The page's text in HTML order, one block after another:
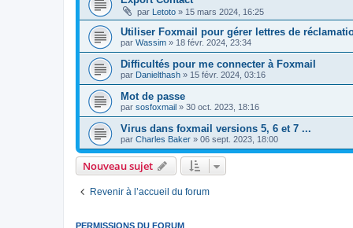
par Letoto » 15 mars 2024, 16:25
Utiliser Foxmail pour gérer lettres de
par Wassim » 18 févr. 2024, 23:34
Difficultés pour me connecter à Foxmail
par Danielthash » 15 févr. 2024, 03:16
Mot de passe
par sosfoxmail » 30 oct. 2023, 18:16
Virus dans foxmail versions 5, 6 et 7 ...
par Charles Baker » 06 sept. 2023, 18:00
Nouveau sujet
Revenir à l’accueil du forum
PERMISSIONS DU FORUM